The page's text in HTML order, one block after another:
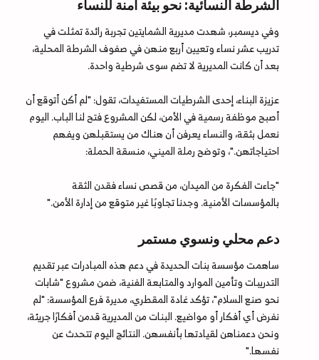
الشرطة النسائية: نحو بيئة آمنة للنساء
وفي ديسمبر، شهدت مديرية الشمايتين تجربة رائدة تمثلت في
تدريب عشر نساء وتعيين أربع منهن في صفوف الشرطة المحلية،
بعد أن كانت المديرية لا تضم سوى شرطية واحدة.
عزيزة البناء، إحدى الشرطيات المستفيدات، تقول: "لم أكن أتوقع أن
أصبح موظفة رسمية في الأمن، لكن المشروع فتح لنا الباب. اليوم
نعمل بثقة، والنساء يعرفن أن هناك من يستقبلهن ويفهم
احتياجاتهن."، وتوضح رملة الميني، منسقة الحملة:
"جاءت الفكرة من الميدان، من قصص نساء فقدن الثقة
بالمؤسسات الأمنية. وجدنا تجاوبًا غير متوقع من إدارة الأمن."
دعم محلي ونسوي مستمر
ساهمت مؤسسة بنات الحديدة في دعم هذه المبادرات عبر تقديم
التدريبات وتأمين الموارد والمتابعة الفنية، ضمن مشروع "شابات
نحو صنع السلام"، تؤكد غادة المقطري، مديرة فرع المؤسسة: "لم
نفرض أي أفكار أو مواضيع. البنات من المديرية قدمن أفكارًا جريئة،
ونحن دعمناهن لقيادتها بأنفسهن. النتائج اليوم تتحدث عن
نفسها."